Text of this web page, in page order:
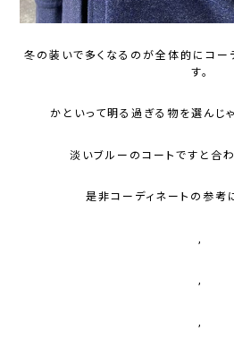
冬の装いで多くなるのが全体的にコー
す。
かといって明る過ぎる物を選んじ
淡いブルーのコートですと合
是非コーディネートの参考
,